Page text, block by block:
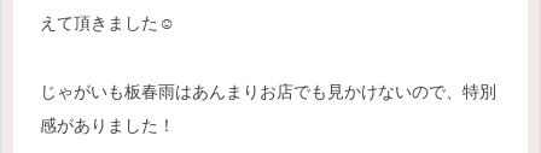
えて頂きました☺️
じゃがいも板春雨はあんまりお店でも見かけないので、特別
感がありました！